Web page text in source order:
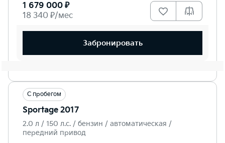
1 679 000 ₽
18 340 ₽/мес
Забронировать
С пробегом
Sportage 2017
2.0 л / 150 л.c. / бензин / автоматическая /
передний привод